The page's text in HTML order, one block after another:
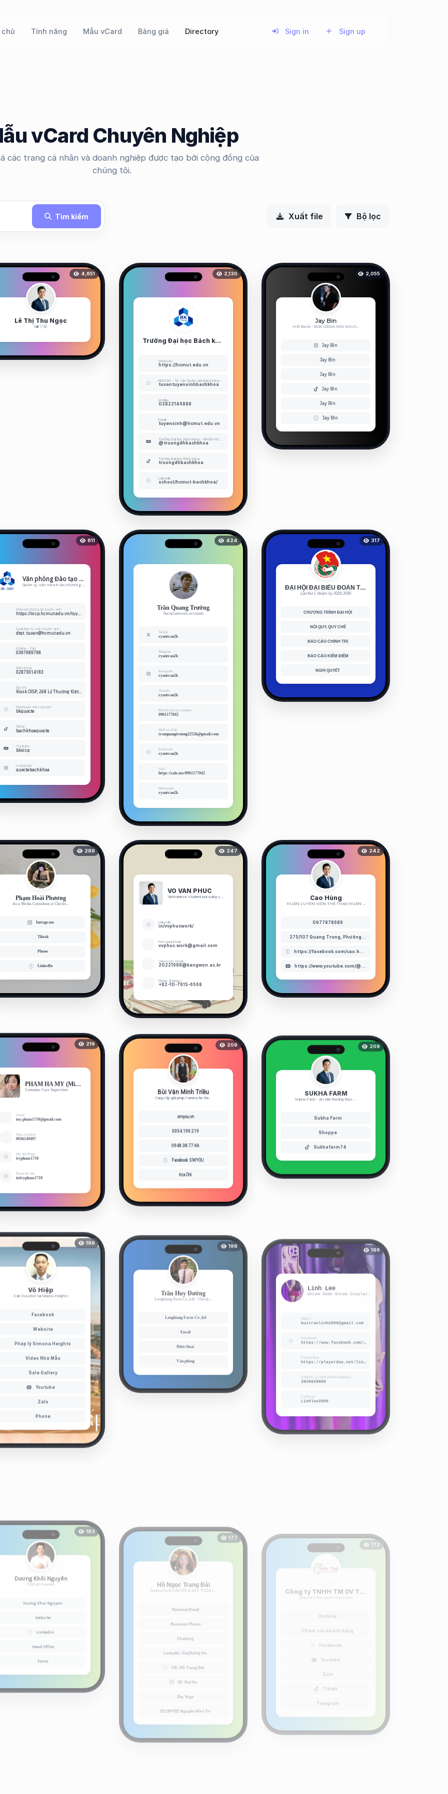
chủ Tính năng Mẫu vCard Bảng giá Directory Sign in Sign up
vCard Chuyên Nghiệp
các trang cá nhân và doanh nghiệp được tạo bởi cộng đồng của
chúng tôi.
Tìm kiếm Xuất file Bộ lọc
4,651
Lê Thị Thu Ngọc
hiiii 🤍🐷
2,130
Trường Đại học Bách khoa - ĐHQG-HCM
Website
https://hcmut.edu.vn
BKHCM - Tư vấn Tuyển sinh Bách khoa
tuvantuyensinhbachkhoa
Hotline
02822146888
Email
tuyensinh@hcmut.edu.vn
Trường Đại học Bách khoa - ĐHQG-HCM (HCMUT)
@truongdhbachkhoa
Trường Đại học Bách khoa
truongdhbachkhoa
Linkedin
school/hcmut-bachkhoa/
2,055
Jay Bin
MB Bank - 5535 123456 6969 Wech...
Jay Bin
Jay Bin
Jay Bin
Jay Bin
Jay Bin
Jay Bin
611
Văn phòng Đào tạo Quốc tế (OISP)
Quản lý, vận hành các chương trì...
Website thông tin tuyển sinh
https://oisp.hcmut.edu.vn/tuyen-sinh/thong-tin-tuyen-sinh
Email Ban Tư vấn Tuyển sinh
dtqt_tuvan@hcmut.edu.vn
Hotline - Zalo
0397989798
Điện thoại
02873014183
Địa chỉ
Kiosk OISP, 268 Lý Thường Kiệt, Phường 14, Quận 10, TP.HCM
Facebook/ Messenger
bkquocte
TikTok
bachkhoaquocte
Youtube
bkoisp
Instagram
quoctebachkhoa
424
Trần Quang Trường
Social network accounts
Twitter
ryantran2k
Telegram
ryantran2k
Instagram
ryantran2k
Threads
ryantran2k
Mobile phone number
0961177042
Mail cá nhân
tranquangtruong2252k@gmail.com
Facebook
ryantran2k
Zalo
https://zalo.me/0961177042
Messenger
ryantran2k
317
ĐẠI HỘI ĐẠI BIỂU ĐOÀN TNCS HỒ CHÍ MINH XÃ AL BÁ
Lần thứ I, nhiệm kỳ 2025-2030
CHƯƠNG TRÌNH ĐẠI HỘI
NỘI QUY, QUY CHẾ
BÁO CÁO CHÍNH TRỊ
BÁO CÁO KIỂM ĐIỂM
NGHỊ QUYẾT
288
Phạm Hoài Phương
As a Media Consultant at Chicilo...
Instagram
Tiktok
Phone
LinkedIn
247
VO VAN PHUC
Linkedln
in/vvphucwork/
Personal Email
vvphuc.work@gmail.com
University Email
20221988@kangwon.ac.kr
Phone (Emerg.)
+82-10-7615-6568
242
Cao Hùng
HUẤN LUYỆN VIÊN THỂ THAO HUẤN ...
0977878689
275/107 Quang Trung, Phường 10, Quận Gò Vấp, TP. Hồ Chí Minh
https://facebook.com/cao.hung.96
https://www.youtube.com/@caohung8376
219
Customer Care Supervisor
Gmail
my.pham1710@gmail.com
Main number
0936149497
My Hà Phạm
ivypham1710
Pham Ha My
in/ivypham1710
209
Bùi Văn Minh Triều
Cung cấp giải pháp Camera An Nin...
smyou.vn
0934.199.219
0948.38.77.66
Facebook SMYOU
Địa Chỉ
209
SUKHA FARM
Sukha Farm - An tâm thưởng thức ...
Sukha Farm
Shoppe
Sukhafarm74
199
Võ Hiệp
Sale Excutive tại Simona Heights
198
Trần Huy Đường
Email
Văn phòng
Linh Lee
Facebook
PlayerDuo
LPBank (LienVietPostBank)
LinhLee
Dương Khôi Nguyên
CEO at Onward
Duong Khoi Nguyen
Linkedin
Hồ Ngọc Trang Đài
Sophia Ho ECOFFEE & SKY YOGA (...
Business Phone
Chatting
LinkedIn: Dai(Sofia) Ho
FB: Hồ Trang Đài
IG: Dai Ho
Sky Yoga
ECOFFEE Nguyễn Hữu Trí
Tổng đại lý độc quyền của GoBuy
Chăm sóc khách hàng